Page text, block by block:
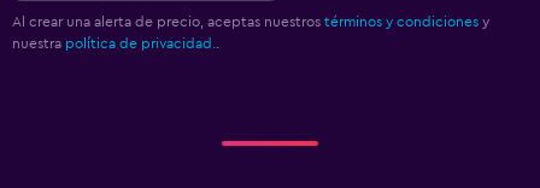
Al crear una alerta de precio, aceptas nuestros términos y condiciones y
nuestra política de privacidad.